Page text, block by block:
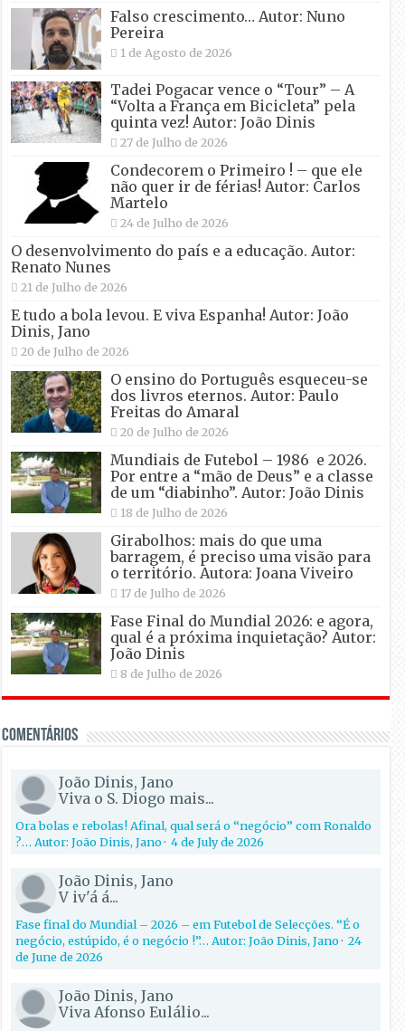
Falso crescimento… Autor: Nuno
Pereira
1 de Agosto de 2026
Tadei Pogacar vence o “Tour” – A
“Volta a França em Bicicleta” pela
quinta vez! Autor: João Dinis
27 de Julho de 2026
Condecorem o Primeiro ! – que ele
não quer ir de férias! Autor: Carlos
Martelo
24 de Julho de 2026
O desenvolvimento do país e a educação. Autor:
Renato Nunes
21 de Julho de 2026
E tudo a bola levou. E viva Espanha! Autor: João
Dinis, Jano
20 de Julho de 2026
O ensino do Português esqueceu-se
dos livros eternos. Autor: Paulo
Freitas do Amaral
20 de Julho de 2026
Mundiais de Futebol – 1986 e 2026.
Por entre a “mão de Deus” e a classe
de um “diabinho”. Autor: João Dinis
18 de Julho de 2026
Girabolhos: mais do que uma
barragem, é preciso uma visão para
o território. Autora: Joana Viveiro
17 de Julho de 2026
Fase Final do Mundial 2026: e agora,
qual é a próxima inquietação? Autor:
João Dinis
8 de Julho de 2026
Comentários
João Dinis, Jano
Viva o S. Diogo mais...
Ora bolas e rebolas! Afinal, qual será o “negócio” com Ronaldo
?… Autor: João Dinis, Jano·4 de July de 2026
João Dinis, Jano
V iv'á á...
Fase final do Mundial – 2026 – em Futebol de Selecções. “É o
negócio, estúpido, é o negócio !”… Autor: João Dinis, Jano·24
de June de 2026
João Dinis, Jano
Viva Afonso Eulálio...